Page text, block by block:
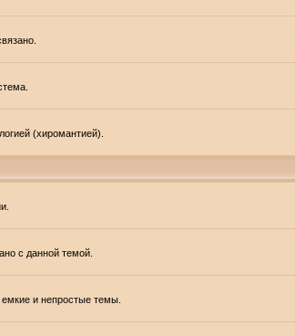
(хиромантией).
с данной темой.
и непростые темы.